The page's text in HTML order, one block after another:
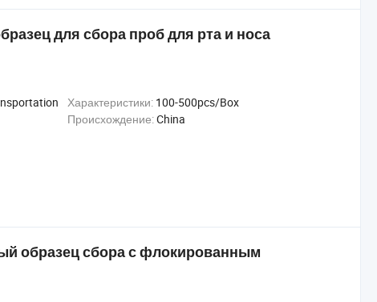
для сбора проб для рта и носа
Характеристики: 100-500pcs/Box
Происхождение:China
образец сбора с флокированным